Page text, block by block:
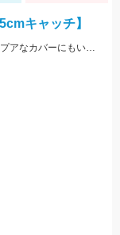
キャッチ】
カバー周りの魚をフリーリグで狙いましょう♪意外とプアなカバーにもいますよ♪